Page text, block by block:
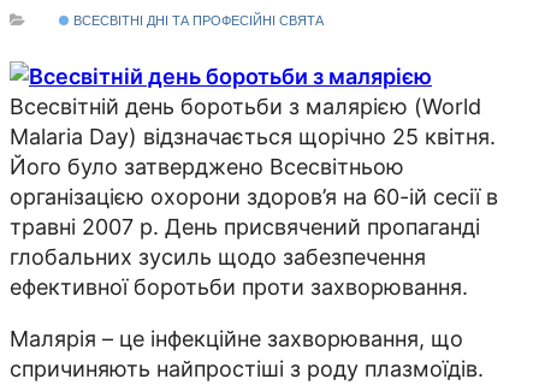
ВСЕСВІТНІ ДНІ ТА ПРОФЕСІЙНІ СВЯТА
Всесвітній день боротьби з малярією (World
Malaria Day) відзначається щорічно 25 квітня.
Його було затверджено Всесвітньою
організацією охорони здоров’я на 60-ій сесії в
травні 2007 р. День присвячений пропаганді
глобальних зусиль щодо забезпечення
ефективної боротьби проти захворювання.
Малярія – це інфекційне захворювання, що
спричиняють найпростіші з роду плазмоїдів.